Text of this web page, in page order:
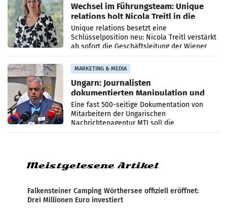
Wechsel im Führungsteam: Unique
relations holt Nicola Treitl in die
Geschäftsleitung
Unique relations besetzt eine
Schlüsselposition neu: Nicola Treitl verstärkt
ab sofort die Geschäftsleitung der Wiener
PR-Agentur an der Seite von Josef Kalina und
Anna Kalina-Mahr.
MARKETING & MEDIA
Ungarn: Journalisten
dokumentierten Manipulation und
Zensur
Eine fast 500-seitige Dokumentation von
Mitarbeitern der Ungarischen
Nachrichtenagentur MTI soll die
systematische Nachrichten-Manipulation und
Meistgelesene Artikel
Falkensteiner Camping Wörthersee offiziell eröffnet:
Drei Millionen Euro investiert